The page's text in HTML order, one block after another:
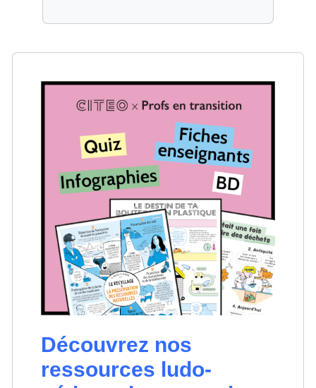
Découvrez nos
ressources ludo-